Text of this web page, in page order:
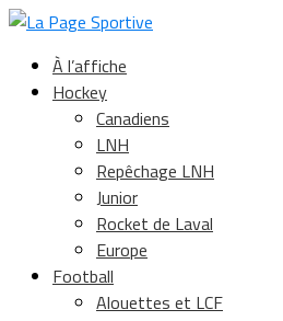
À l’affiche
Hockey
Canadiens
LNH
Repêchage LNH
Junior
Rocket de Laval
Europe
Football
Alouettes et LCF